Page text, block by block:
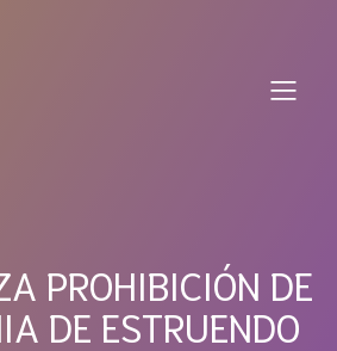
PROHIBICIÓN DE
DE ESTRUENDO